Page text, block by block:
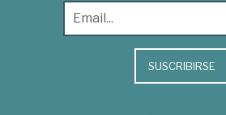
SUSCRIBIRSE